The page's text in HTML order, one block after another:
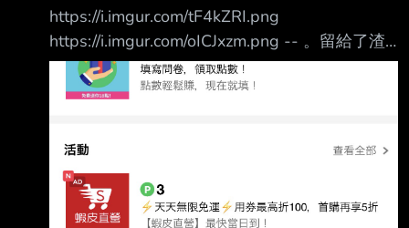
https://i.imgur.com/tF4kZRI.png
https://i.imgur.com/oICJxzm.png -- 。留給了渣
男 o留給了老闆 O留給了老實人 --